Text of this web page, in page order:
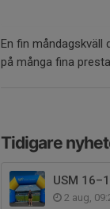
En fin måndagskväll
på många fina
Tidigare
USM
2 aug,